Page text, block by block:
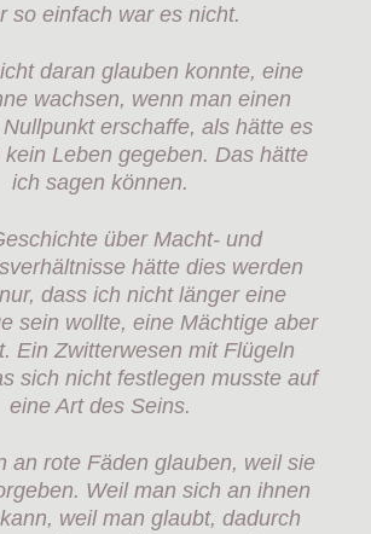
so einfach war es nicht.
daran glauben konnte, eine
wachsen, wenn man einen
erschaffe, als hätte es
kein Leben gegeben. Das hätte
ich sagen können.
über Macht- und
hätte dies werden
dass ich nicht länger eine
sein wollte, eine Mächtige aber
Ein Zwitterwesen mit Flügeln
sich nicht festlegen musste auf
eine Art des Seins.
an rote Fäden glauben, weil sie
Weil man sich an ihnen
weil man glaubt, dadurch